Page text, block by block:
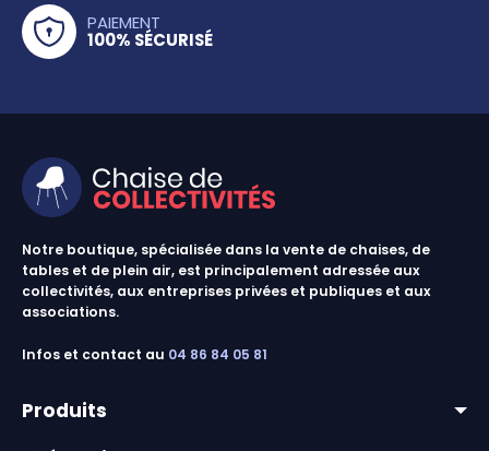
PAIEMENT
100% SÉCURISÉ
Notre boutique, spécialisée dans la vente de chaises, de
tables et de plein air, est principalement adressée aux
collectivités, aux entreprises privées et publiques et aux
associations.
Infos et contact au 04 86 84 05 81
Produits